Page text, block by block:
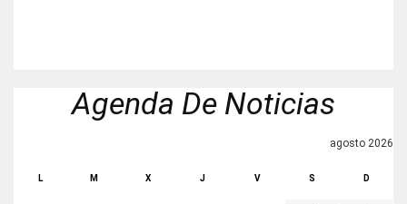
Agenda De Noticias
agosto 2026
L M X J V S D